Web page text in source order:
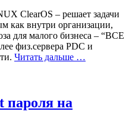
ClearOS – решает задачи
как внутри организации,
для малого бизнеса – “ВСЕ
физ.сервера PDC и
Читать дальше …
пароля на